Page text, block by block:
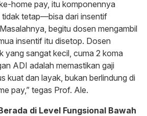
home pay, itu komponennya
tidak tetap—bisa dari insentif
begitu dosen mengambil
insentif itu disetop. Dosen
yang sangat kecil, cuma 2 koma
ADI adalah memastikan gaji
kuat dan layak, bukan berlindung di
pay,” tegas Prof. Ale.
di Level Fungsional Bawah